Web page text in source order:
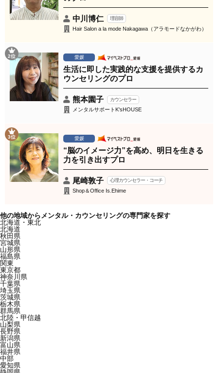
中川博仁 理容師
Hair Salon a la mode Nakagawa（アラモードなかがわ）
2位 愛媛
生活に即した実践的な支援を提供するカ
ウンセリングのプロ
熊本園子 カウンセラー
メンタルサポートK'sHOUSE
3位 愛媛
“脳のイメージ力”を高め、明日を生きる
力を引き出すプロ
尾崎敦子 心理カウンセラー・コーチ
Shop＆Office Is.Ehime
他の地域からメンタル・カウンセリングの専門家を探す
北海道・東北
北海道
秋田県
宮城県
山形県
福島県
関東
東京都
神奈川県
千葉県
埼玉県
茨城県
栃木県
群馬県
北陸・甲信越
山梨県
長野県
新潟県
富山県
福井県
中部
愛知県